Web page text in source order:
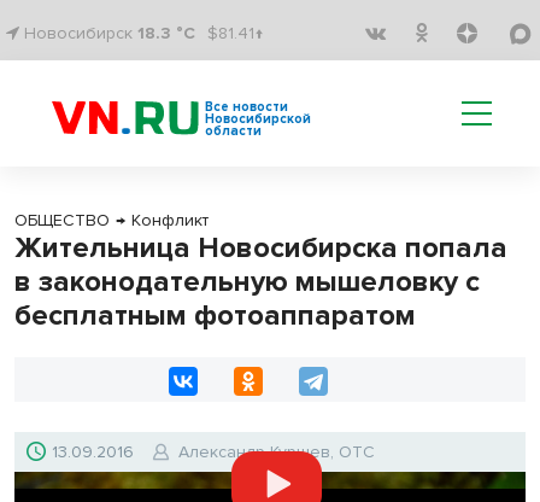
Новосибирск 18.3 °C $81.41↑
Все новости
Новосибирской
области
ОБЩЕСТВО → Конфликт
Жительница Новосибирска попала
в законодательную мышеловку с
бесплатным фотоаппаратом
13.09.2016 Александр Куршев, ОТС